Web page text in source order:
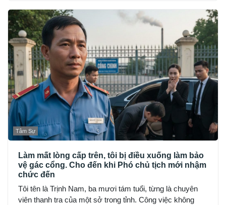
Tâm Sự
Làm mất lòng cấp trên, tôi bị điều xuống làm bảo
vệ gác cổng. Cho đến khi Phó chủ tịch mới nhậm
chức đến
Tôi tên là Trịnh Nam, ba mươi tám tuổi, từng là chuyên
viên thanh tra của một sở trong tỉnh. Công việc không